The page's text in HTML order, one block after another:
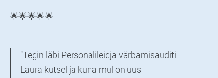
🌟🌟🌟🌟🌟
"Tegin läbi Personalileidja värbamisauditi
Laura kutsel ja kuna mul on uus